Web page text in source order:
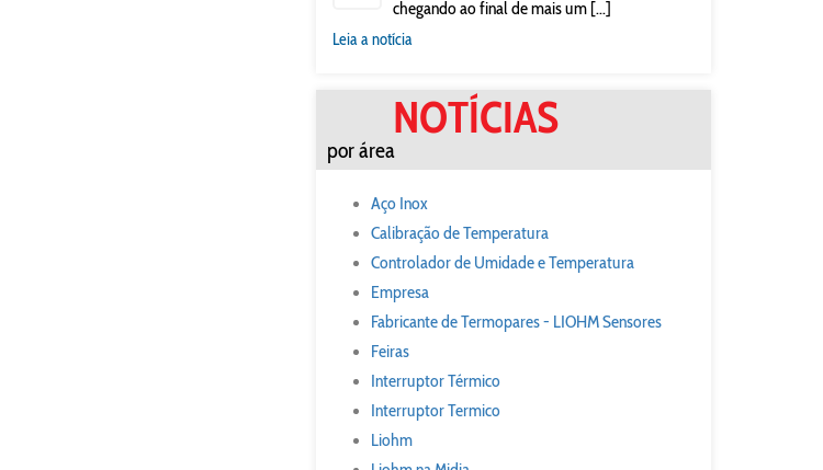
chegando ao final de mais um [...]
Leia a notícia
NOTÍCIAS
por área
Aço Inox
Calibração de Temperatura
Controlador de Umidade e Temperatura
Empresa
Fabricante de Termopares - LIOHM Sensores
Feiras
Interruptor Térmico
Interruptor Termico
Liohm